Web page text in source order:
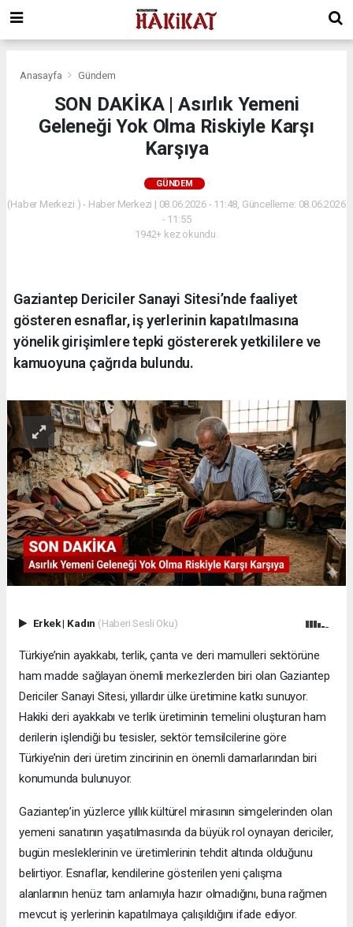
Anasayfa Gündem
SON DAKİKA | Asırlık Yemeni
Geleneği Yok Olma Riskiyle Karşı
Karşıya
GÜNDEM
(Haber Merkezi ) - Haber Merkezi | 08.06.2026 - 11:48, Güncelleme: 08.06.2026
- 11:55
1942+ kez okundu.
Gaziantep Dericiler Sanayi Sitesi’nde faaliyet
gösteren esnaflar, iş yerlerinin kapatılmasına
yönelik girişimlere tepki göstererek yetkililere ve
kamuoyuna çağrıda bulundu.
Erkek| Kadın (Haberi Sesli Oku)
Türkiye’nin ayakkabı, terlik, çanta ve deri mamulleri sektörüne
ham madde sağlayan önemli merkezlerden biri olan Gaziantep
Dericiler Sanayi Sitesi, yıllardır ülke üretimine katkı sunuyor.
Hakiki deri ayakkabı ve terlik üretiminin temelini oluşturan ham
derilerin işlendiği bu tesisler, sektör temsilcilerine göre
Türkiye’nin deri üretim zincirinin en önemli damarlarından biri
konumunda bulunuyor.
Gaziantep’in yüzlerce yıllık kültürel mirasının simgelerinden olan
yemeni sanatının yaşatılmasında da büyük rol oynayan dericiler,
bugün mesleklerinin ve üretimlerinin tehdit altında olduğunu
belirtiyor. Esnaflar, kendilerine gösterilen yeni çalışma
alanlarının henüz tam anlamıyla hazır olmadığını, buna rağmen
mevcut iş yerlerinin kapatılmaya çalışıldığını ifade ediyor.